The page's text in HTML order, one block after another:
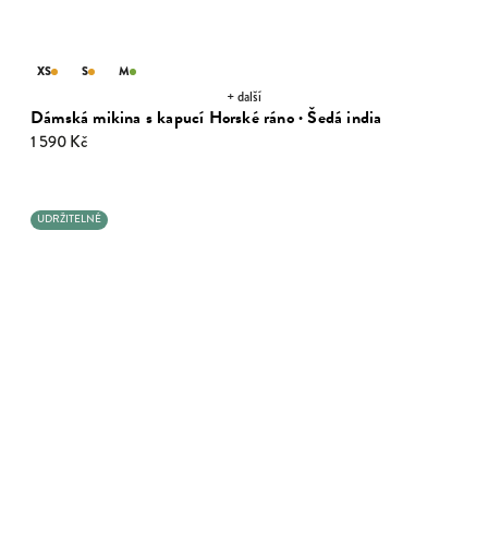
Dámská mikina s kapucí Horské ráno · Šedá india
1 590 Kč
XS S M
+ další
UDRŽITELNÉ